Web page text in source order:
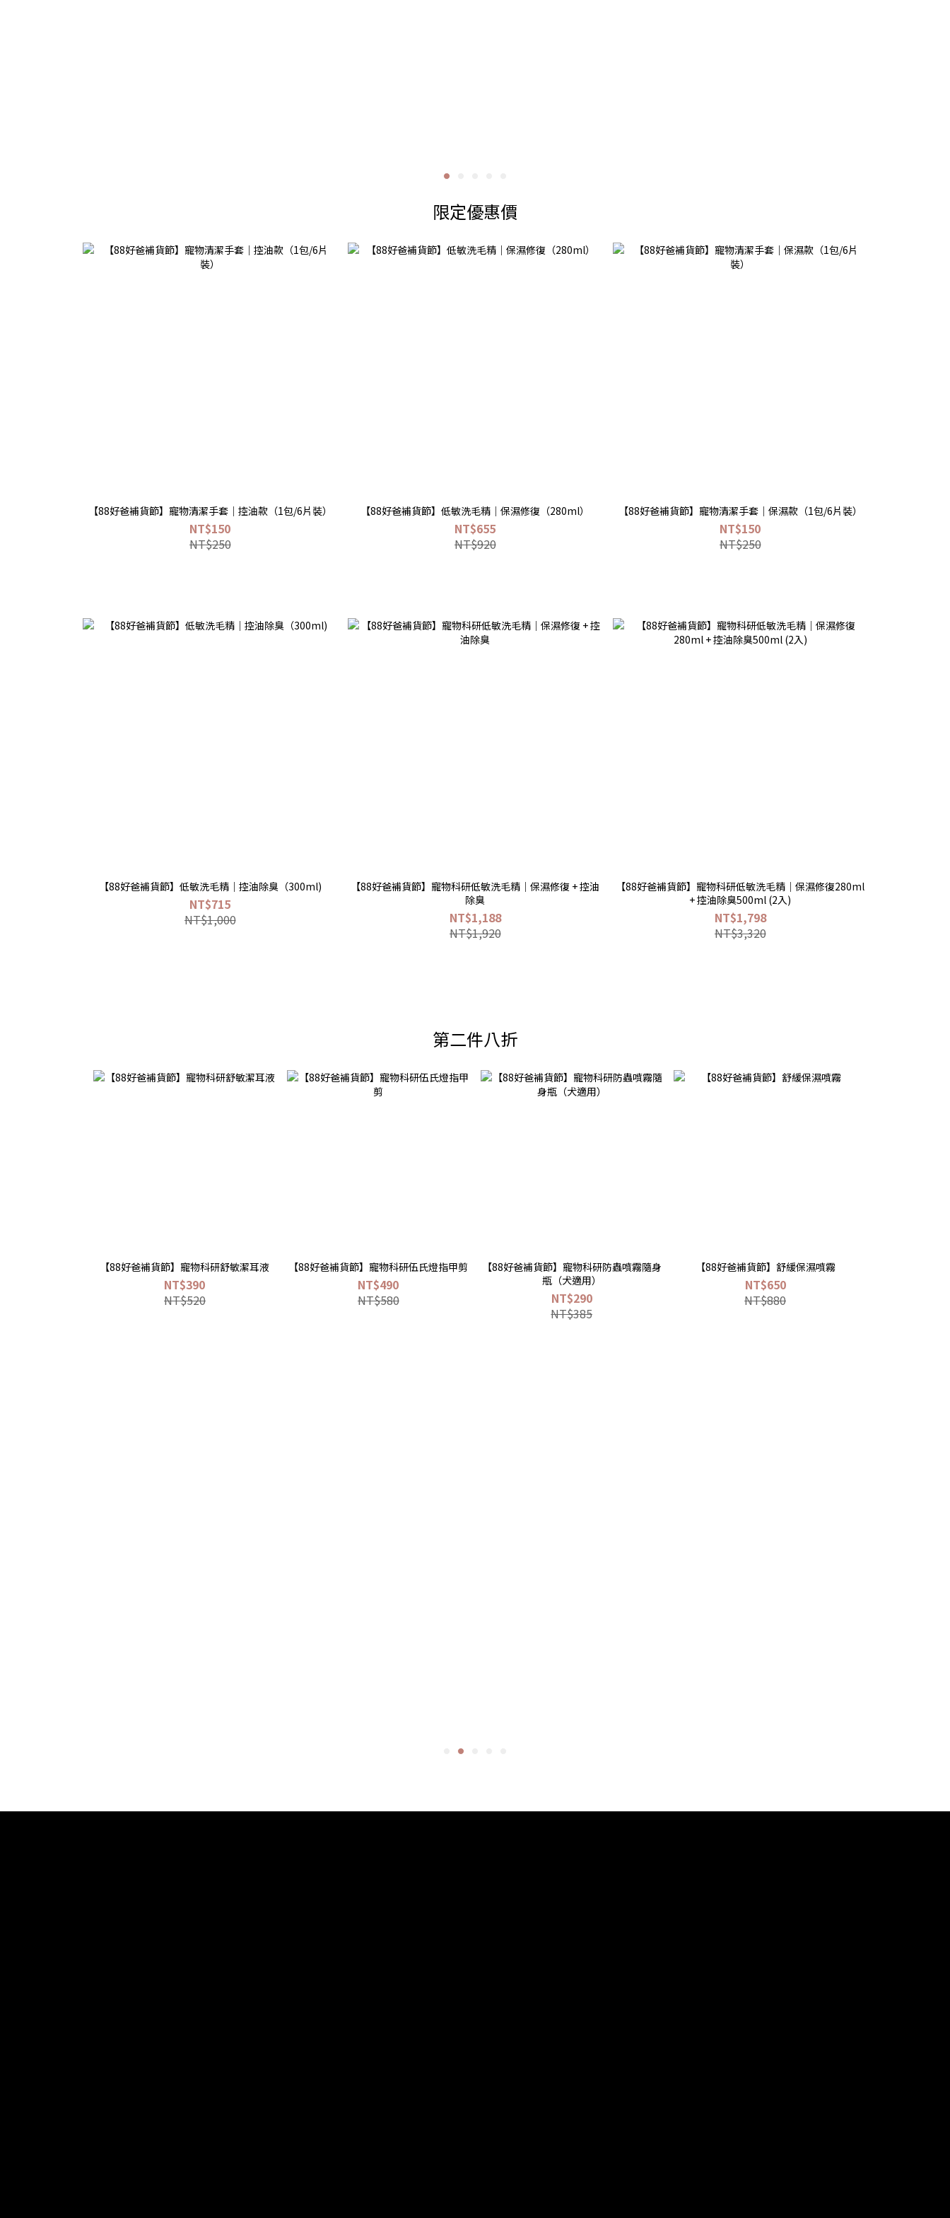
限定優惠價
【88好爸補貨節】寵物清潔手套｜控油款（1包/6片裝）
NT$150
NT$250
【88好爸補貨節】低敏洗毛精｜保濕修復（280ml）
NT$655
NT$920
【88好爸補貨節】寵物清潔手套｜保濕款（1包/6片裝）
NT$150
NT$250
【88好爸補貨節】低敏洗毛精｜控油除臭（300ml)
NT$715
NT$1,000
【88好爸補貨節】寵物科研低敏洗毛精｜保濕修復 + 控油
除臭
NT$1,188
NT$1,920
【88好爸補貨節】寵物科研低敏洗毛精｜保濕修復280ml
+ 控油除臭500ml (2入)
NT$1,798
NT$3,320
第二件八折
【88好爸補貨節】寵物科研舒敏潔耳液
NT$390
NT$520
【88好爸補貨節】寵物科研伍氏燈指甲剪
NT$490
NT$580
【88好爸補貨節】寵物科研防蟲噴霧隨身
瓶（犬適用）
NT$290
NT$385
【88好爸補貨節】舒緩保濕噴霧
NT$650
NT$880